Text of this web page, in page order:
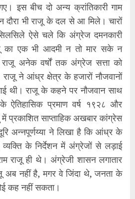
इस बीच दो अन्य क्रांतिकारी गाम
दौरा भी राजू के दल से आ मिले। चारों
ऐसे चले कि अंग्रेज दमनकारी
का एक भी आदमी न तो मार सके न
अनेक वर्षों तक अंग्रेज सत्ता को
राजू ने आंध्र क्षेत्र के हजारों नौजवानों
थी। राजू के कहने पर नौजवान साथ
प्रमाण वर्ष १९२८ और
साप्ताहिक अखबार कांग्रेस
अन्नपूर्णय्या ने लिखा है कि आंध्र के
के निर्देशन में अंग्रेजों से लड़ाई
राजू ही थे। अंग्रेजी शासन लगातार
अब नहीं है, मगर वे जिंदा थे, जनता के
कह नहीं सकता।